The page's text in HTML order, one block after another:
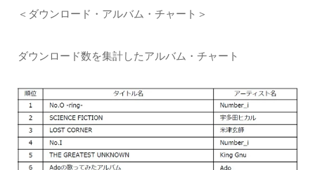
＜ダウンロード・アルバム・チャート＞
ダウンロード数を集計したアルバム・チャート